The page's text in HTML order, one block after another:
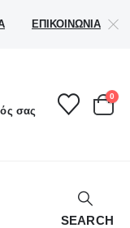
ΕΠΙΚΟΙΝΩΝΊΑ
σας
0
SEARCH